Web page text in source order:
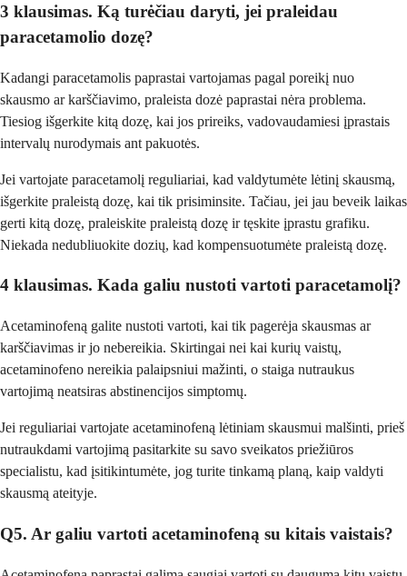
3 klausimas. Ką turėčiau daryti, jei praleidau
paracetamolio dozę?
Kadangi paracetamolis paprastai vartojamas pagal poreikį nuo
skausmo ar karščiavimo, praleista dozė paprastai nėra problema.
Tiesiog išgerkite kitą dozę, kai jos prireiks, vadovaudamiesi įprastais
intervalų nurodymais ant pakuotės.
Jei vartojate paracetamolį reguliariai, kad valdytumėte lėtinį skausmą,
išgerkite praleistą dozę, kai tik prisiminsite. Tačiau, jei jau beveik laikas
gerti kitą dozę, praleiskite praleistą dozę ir tęskite įprastu grafiku.
Niekada nedubliuokite dozių, kad kompensuotumėte praleistą dozę.
4 klausimas. Kada galiu nustoti vartoti paracetamolį?
Acetaminofeną galite nustoti vartoti, kai tik pagerėja skausmas ar
karščiavimas ir jo nebereikia. Skirtingai nei kai kurių vaistų,
acetaminofeno nereikia palaipsniui mažinti, o staiga nutraukus
vartojimą neatsiras abstinencijos simptomų.
Jei reguliariai vartojate acetaminofeną lėtiniam skausmui malšinti, prieš
nutraukdami vartojimą pasitarkite su savo sveikatos priežiūros
specialistu, kad įsitikintumėte, jog turite tinkamą planą, kaip valdyti
skausmą ateityje.
Q5. Ar galiu vartoti acetaminofeną su kitais vaistais?